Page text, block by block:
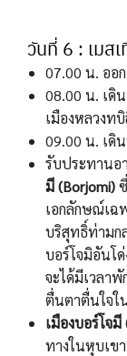
วันที่ 6 : เมส
07.00 น. ออ
08.00 น. เดิ
เมืองหลวงท
09.00 น. เดิ
รับประทานอ
มี (Borjomi)
เอกลักษณ์เฉ
บริสุทธิ์ท่ามก
บอร์โจมิอันโ
จะได้มีเวลา
ตื่นตาตื่นใจใ
เมืองบอร์โจ
ทางในหุบเข